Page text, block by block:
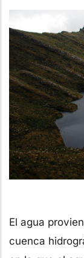
El agua
cuenca